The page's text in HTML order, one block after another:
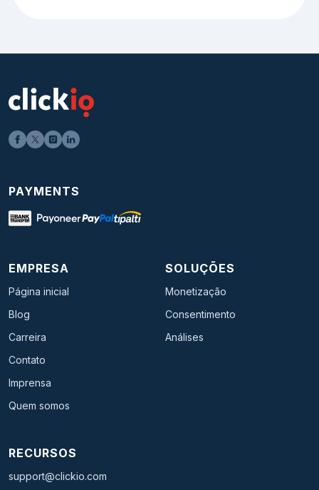
PAYMENTS
EMPRESA
Página inicial
Blog
Carreira
Contato
Imprensa
Quem somos
SOLUÇÕES
Monetização
Consentimento
Análises
RECURSOS
support@clickio.com